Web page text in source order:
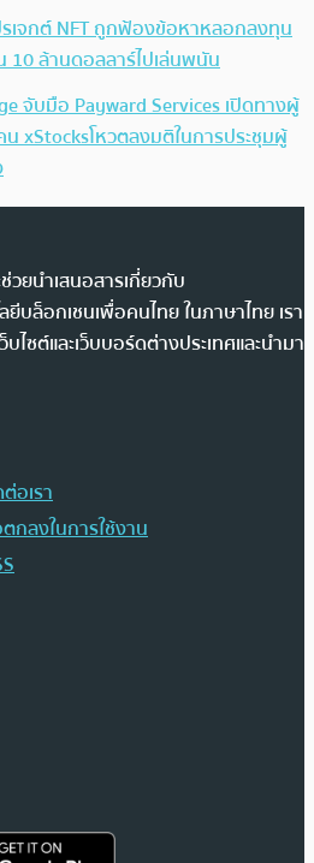
เจกต์ NFT ถูกฟ้องข้อหาหลอกลงทุน
10 ล้านดอลลาร์ไปเล่นพนัน
จับมือ Payward Services เปิดทางผู้
น xStocksโหวตลงมติในการประชุมผู้
ยนำเสนอสารเกี่ยวกับ
ยีบล็อกเชนเพื่อคนไทย ในภาษาไทย เรา
ซต์และเว็บบอร์ดต่างประเทศและนำมา
อเรา
กลงในการใช้งาน